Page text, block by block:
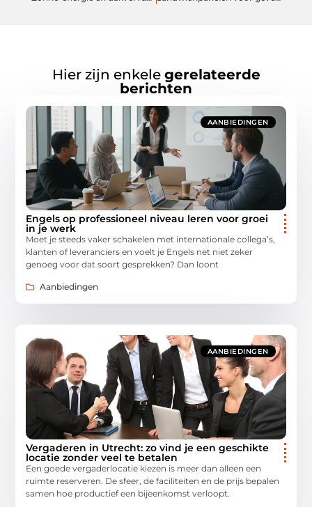
Hier zijn enkele gerelateerde
berichten
AANBIEDINGEN
Engels op professioneel niveau leren voor groei
in je werk
Moet je steeds vaker schakelen met internationale collega’s,
klanten of leveranciers en voelt je Engels net niet zeker
genoeg voor dat soort gesprekken? Dan loont
Aanbiedingen
AANBIEDINGEN
Vergaderen in Utrecht: zo vind je een geschikte
locatie zonder veel te betalen
Een goede vergaderlocatie kiezen is meer dan alleen een
ruimte reserveren. De sfeer, de faciliteiten en de prijs bepalen
samen hoe productief een bijeenkomst verloopt.